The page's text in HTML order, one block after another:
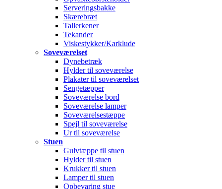
Serveringsbakke
Skærebræt
Tallerkener
Tekander
Viskestykker/Karklude
Soveværelset
Dynebetræk
Hylder til soveværelse
Plakater til soveværelset
Sengetæpper
Soveværelse bord
Soveværelse lamper
Soveværelsestæppe
Spejl til soveværelse
Ur til soveværelse
Stuen
Gulvtæppe til stuen
Hylder til stuen
Krukker til stuen
Lamper til stuen
Opbevaring stue